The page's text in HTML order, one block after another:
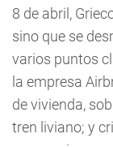
8 de abril,
sino que se
varios puntos
la empresa
de vivienda,
tren liviano; y